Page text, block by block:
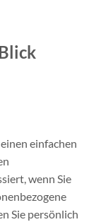
einfachen
wenn Sie
Sie persönlich